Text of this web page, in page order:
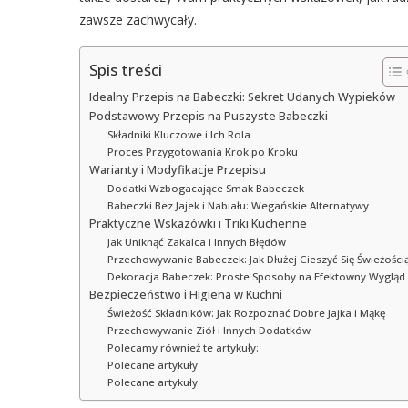
zawsze zachwycały.
Spis treści
Idealny Przepis na Babeczki: Sekret Udanych Wypieków
Podstawowy Przepis na Puszyste Babeczki
Składniki Kluczowe i Ich Rola
Proces Przygotowania Krok po Kroku
Warianty i Modyfikacje Przepisu
Dodatki Wzbogacające Smak Babeczek
Babeczki Bez Jajek i Nabiału: Wegańskie Alternatywy
Praktyczne Wskazówki i Triki Kuchenne
Jak Uniknąć Zakalca i Innych Błędów
Przechowywanie Babeczek: Jak Dłużej Cieszyć Się
Dekoracja Babeczek: Proste Sposoby na Efektowny Wygląd
Bezpieczeństwo i Higiena w Kuchni
Świeżość Składników: Jak Rozpoznać Dobre Jajka i Mąkę
Przechowywanie Ziół i Innych Dodatków
Polecamy również te artykuły:
Polecane artykuły
Polecane artykuły